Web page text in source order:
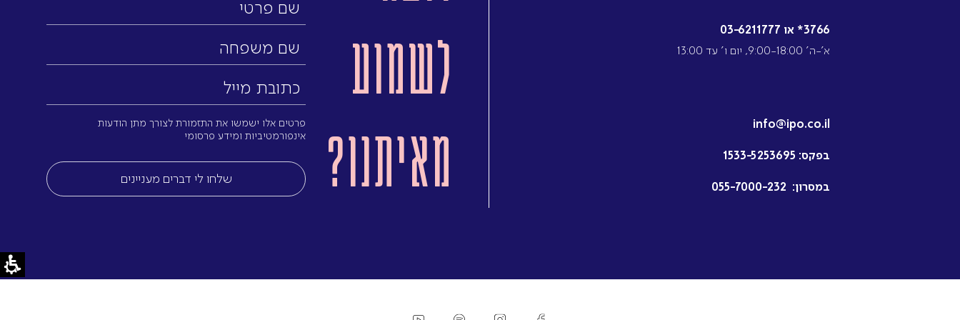
3766* או 03-6211777
א’-ה’ 9:00-18:00, יום ו’ עד 13:00
info@ipo.co.il
בפקס: 1533-5253695
במסרון:
לשמוע
מאיתנו?
שם
פרטי
שם
משפחה
כתובת
מייל
(חובה)
פרטים אלו ישמשו את התזמורת לצורך מתן הודעות
אינפורמטיביות ומידע פרסומי